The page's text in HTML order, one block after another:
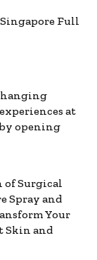
Full
at
by opening
of Surgical
Spray and
Your
Skin and